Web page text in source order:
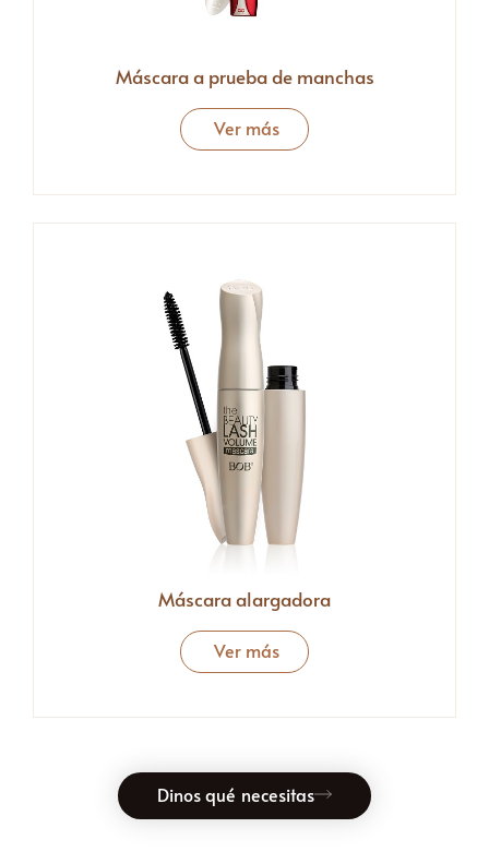
Máscara a prueba de manchas
Ver más
Máscara alargadora
Ver más
Dinos qué necesitas